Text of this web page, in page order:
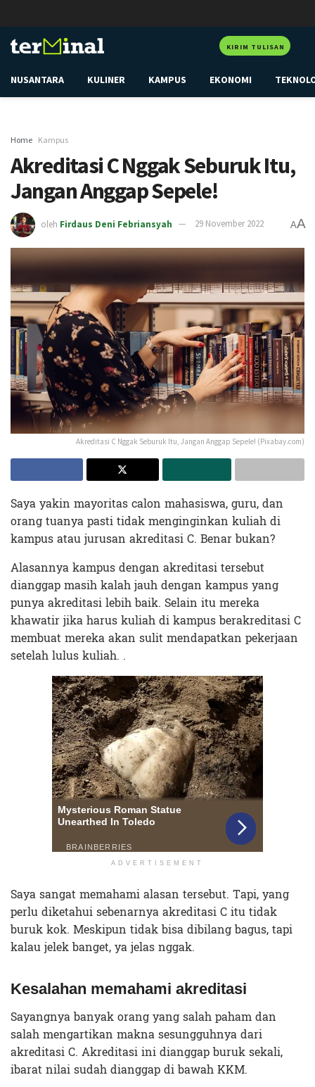
KIRIM TULISAN
NUSANTARA KULINER KAMPUS EKONOMI
Home Kampus
Akreditasi C Nggak Seburuk Itu,
Jangan Anggap Sepele!
oleh Firdaus Deni Febriansyah 29 November 2022 AA
Akreditasi C Nggak Seburuk Itu, Jangan Anggap Sepele! (Pixabay.com)
Saya yakin mayoritas calon mahasiswa, guru, dan
orang tuanya pasti tidak menginginkan kuliah di
kampus atau jurusan akreditasi C. Benar bukan?
Alasannya kampus dengan akreditasi tersebut
dianggap masih kalah jauh dengan kampus yang
punya akreditasi lebih baik. Selain itu mereka
khawatir jika harus kuliah di kampus berakreditasi C
membuat mereka akan sulit mendapatkan pekerjaan
setelah lulus kuliah. .
ADVERTISEMENT
Saya sangat memahami alasan tersebut. Tapi, yang
perlu diketahui sebenarnya akreditasi C itu tidak
buruk kok. Meskipun tidak bisa dibilang bagus, tapi
kalau jelek banget, ya jelas nggak.
Kesalahan memahami akreditasi
Sayangnya banyak orang yang salah paham dan
salah mengartikan makna sesungguhnya dari
akreditasi C. Akreditasi ini dianggap buruk sekali,
ibarat nilai sudah dianggap di bawah KKM.